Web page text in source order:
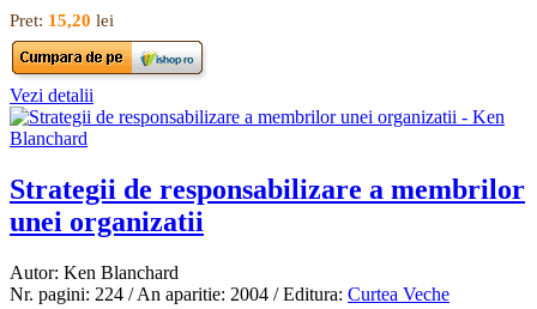
Pret: 15,20 lei
Vezi detalii
Strategii de responsabilizare a membrilor
unei organizatii
Autor: Ken Blanchard
Nr. pagini: 224 / An aparitie: 2004 / Editura: Curtea Veche